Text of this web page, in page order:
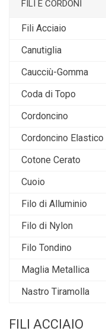
FILI E CORDONI
Fili Acciaio
Canutiglia
Caucciù-Gomma
Coda di Topo
Cordoncino
Cordoncino Elastico
Cotone Cerato
Cuoio
Filo di Alluminio
Filo di Nylon
Filo Tondino
Maglia Metallica
Nastro Tiramolla
FILI ACCIAIO